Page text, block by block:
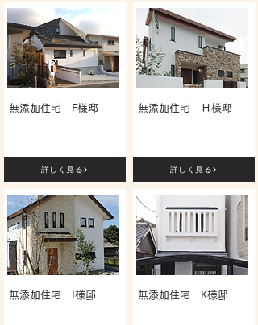
無添加住宅 F様邸
詳しく見る
無添加住宅 I様邸
無添加住宅 Ｈ様邸
詳しく見る
無添加住宅 K様邸